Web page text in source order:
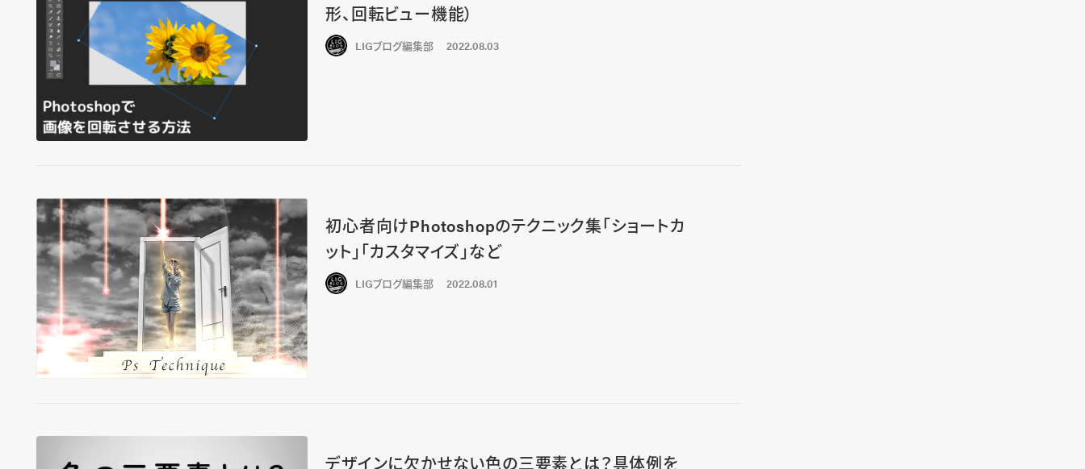
形、回転ビュー機能）
LIGブログ編集部 2022.08.03
初心者向けPhotoshopのテクニック集「ショートカ
ット」「カスタマイズ」など
LIGブログ編集部 2022.08.01
デザインに欠かせない色の三要素とは？具体例を